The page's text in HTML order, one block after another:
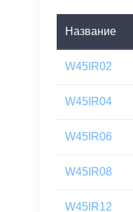
Название
W45IR02
W45IR04
W45IR06
W45IR08
W45IR12